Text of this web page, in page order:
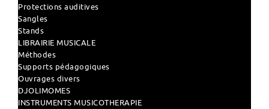
Protections auditives
Sangles
Stands
LIBRAIRIE MUSICALE
Méthodes
Supports pédagogiques
Ouvrages divers
DJOLIMOMES
INSTRUMENTS MUSICOTHERAPIE